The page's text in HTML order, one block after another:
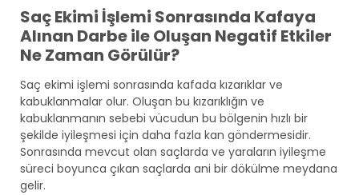
Saç Ekimi İşlemi Sonrasında Kafaya
Alınan Darbe ile Oluşan Negatif Etkiler
Ne Zaman Görülür?
Saç ekimi işlemi sonrasında kafada kızarıklar ve
kabuklanmalar olur. Oluşan bu kızarıklığın ve
kabuklanmanın sebebi vücudun bu bölgenin hızlı bir
şekilde iyileşmesi için daha fazla kan göndermesidir.
Sonrasında mevcut olan saçlarda ve yaraların iyileşme
süreci boyunca çıkan saçlarda ani bir dökülme meydana
gelir.